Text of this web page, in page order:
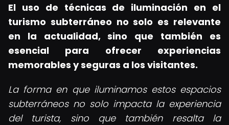
El uso de técnicas de iluminación en el
turismo subterráneo no solo es relevante
en la actualidad, sino que también es
esencial para ofrecer experiencias
memorables y seguras a los visitantes.
La forma en que iluminamos estos espacios
subterráneos no solo impacta la experiencia
del turista, sino que también resalta la